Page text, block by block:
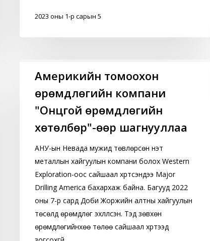
2023 оны 1-р сарын 5
томоохон
өрөмдлөгийн
компани
"Онцгой
өрөмдлөгийн
хөтөлбөр"-
шагнууллаа
Америкийн томоохон
өрөмдлөгийн компани
"Онцгой өрөмдлөгийн
хөтөлбөр"-өөр шагнууллаа
АНУ-ын Невада мужид төвлөрсөн үнэт
металлын хайгуулын компани болох Western
Exploration-оос сайшаал хүртсэндээ Major
Drilling America бахархаж байна. Багууд 2022
оны 7-р сард Доби Жоржийн алтны хайгуулын
төсөлд өрөмдлөг эхлүүлсэн. Тэд зөвхөн
өрөмдлөгийнхөө төлөө сайшаал хүртээд